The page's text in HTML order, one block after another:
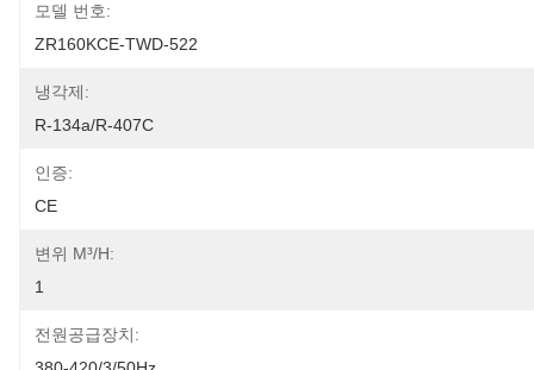
모델 번호:
ZR160KCE-TWD-522
냉각제:
R-134a/R-407C
인증:
CE
변위 M³/h:
1
전원공급장치: